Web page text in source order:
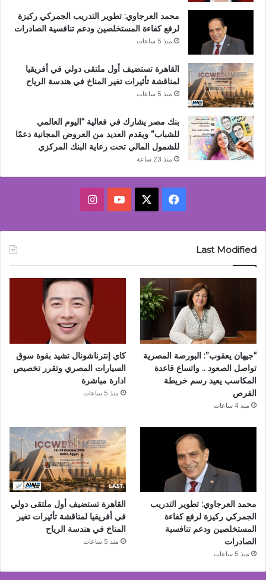
محمد العرجاوي: تطوير التدريب الجمركي ركيزة
لرفع كفاءة المستخلصين ودعم تنافسية الصادرات
منذ 5 ساعات
القاهرة تستضيف أول ملتقى دولي في أفريقيا
لمناقشة تأثيرات تغير المناخ في هندسة الرياح
منذ 5 ساعات
بنك مصر يشارك في فعالية “اليوم العالمي
للشباب” ويقدم العديد من العروض المجانية دعمًا
للشمول المالي تحت رعاية البنك المركزي
منذ 23 ساعة
فيسبوك ‫YouTubeانستقرام
Last Modified
“جيهان يعقوب”: البورصة المصرية
تواصل الصعود .. واتساع قاعدة
المكاسب يعيد رسم خريطة
الفرص
منذ 4 ساعات
كاي إنترناشونال تشيد بقوة سوق
السيارات المصري وتقرر تخصيص
ادارة مباشرة
منذ 5 ساعات
محمد العرجاوي: تطوير التدريب
الجمركي ركيزة لرفع كفاءة
المستخلصين ودعم تنافسية
الصادرات
منذ 5 ساعات
القاهرة تستضيف أول ملتقى دولي
في أفريقيا لمناقشة تأثيرات تغير
المناخ في هندسة الرياح
منذ 5 ساعات